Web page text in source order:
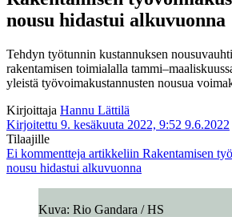
nousu hidastui alkuvuonna
Tehdyn työtunnin kustannuksen
rakentamisen toimialalla
yleistä työvoimakustannusten nousua
Kirjoittaja Hannu Lättilä
Kirjoitettu 9. kesäkuuta 2022, 9:52 9.6.2022
Tilaajille
Ei kommentteja artikkeliin Rakentamisen
nousu hidastui alkuvuonna
Kuva: Rio Gandara / HS